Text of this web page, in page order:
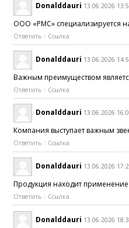
Donalddauri 13.06.2026
ООО «РМС» специализируется
Ответить Ссылка
Donalddauri 13.06.2026
Важным преимуществом
Ответить Ссылка
Donalddauri 13.06.2026
Компания выступает важным
Ответить Ссылка
Donalddauri 13.06.2026
Продукция находит
Ответить Ссылка
Donalddauri 13.06.2026